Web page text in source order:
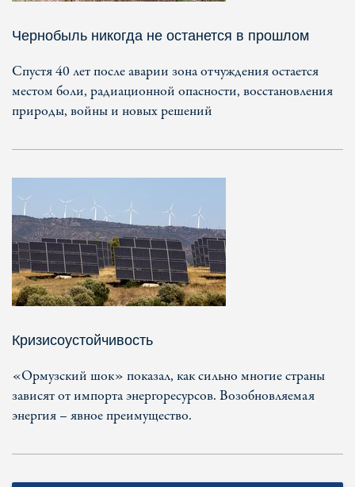
Чернобыль никогда не останется в прошлом
Спустя 40 лет после аварии зона отчуждения остается
местом боли, радиационной опасности, восстановления
природы, войны и новых решений
Кризисоустойчивость
«Ормузский шок» показал, как сильно многие страны
зависят от импорта энергоресурсов. Возобновляемая
энергия – явное преимущество.